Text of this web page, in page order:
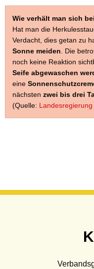
Wie verhält man sich
Hat man die
Verdacht, dies getan zu
Sonne meiden . Die
noch keine Reaktion
Seife abgewaschen
eine
nächsten zwei bis drei
(Quelle: